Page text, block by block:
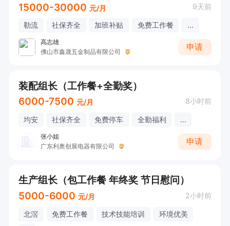
15000-30000 元/月 9天前
勒流 社保齐全 加班补贴 免费工作餐 ...
高志雄
佛山市鑫晟五金制品有限公司
申请
装配组长（工作餐+全勤奖）
6000-7500 元/月 8小时前
均安 社保齐全 免费停车 全勤福利 ...
张小姐
广东利奥创展电器有限公司
申请
生产组长（包工作餐 年终奖 节日慰问）
5000-6000 元/月 2小时前
北滘 免费工作餐 技术技能培训
环境优美